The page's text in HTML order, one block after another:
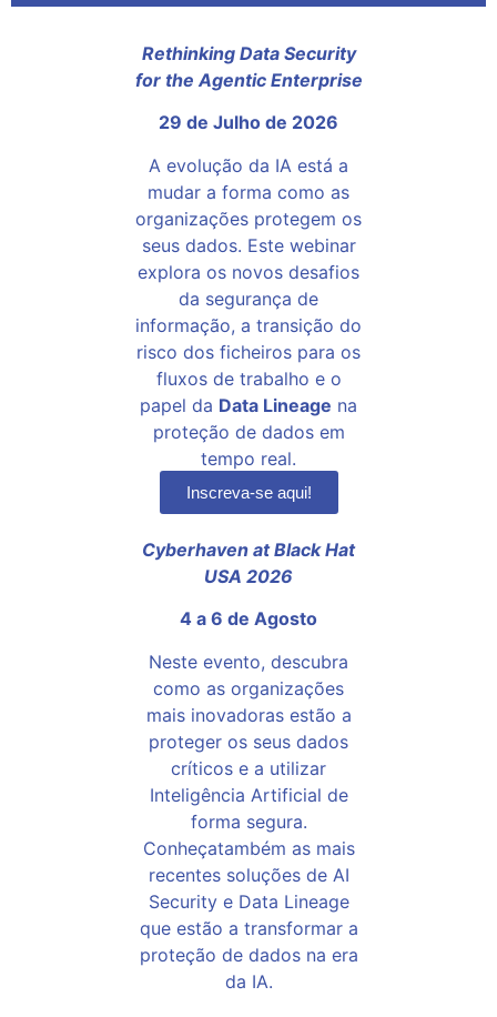
Rethinking Data Security
for the Agentic Enterprise
29 de Julho de 2026
A evolução da IA está a
mudar a forma como as
organizações protegem os
seus dados. Este webinar
explora os novos desafios
da segurança de
informação, a transição do
risco dos ficheiros para os
fluxos de trabalho e o
papel da Data Lineage na
proteção de dados em
tempo real.
Inscreva-se aqui!
Cyberhaven at Black Hat
USA 2026
4 a 6 de Agosto
Neste evento, descubra
como as organizações
mais inovadoras estão a
proteger os seus dados
críticos e a utilizar
Inteligência Artificial de
forma segura.
Conheçatambém as mais
recentes soluções de AI
Security e Data Lineage
que estão a transformar a
proteção de dados na era
da IA.